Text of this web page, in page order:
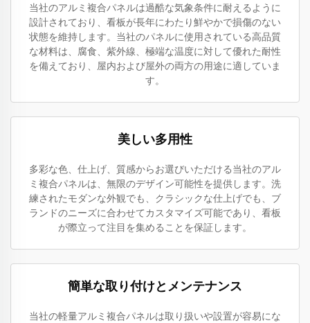
当社のアルミ複合パネルは過酷な気象条件に耐えるように
設計されており、看板が長年にわたり鮮やかで損傷のない
状態を維持します。当社のパネルに使用されている高品質
な材料は、腐食、紫外線、極端な温度に対して優れた耐性
を備えており、屋内および屋外の両方の用途に適していま
す。
美しい多用性
多彩な色、仕上げ、質感からお選びいただける当社のアル
ミ複合パネルは、無限のデザイン可能性を提供します。洗
練されたモダンな外観でも、クラシックな仕上げでも、ブ
ランドのニーズに合わせてカスタマイズ可能であり、看板
が際立って注目を集めることを保証します。
簡単な取り付けとメンテナンス
当社の軽量アルミ複合パネルは取り扱いや設置が容易にな